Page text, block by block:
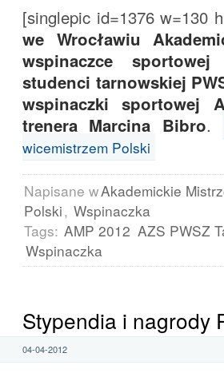
[singlepic id=1376 w=130
we Wrocławiu
wspinaczce
studenci tarnowskiej
wspinaczki sportowej
trenera Marcina Bibro.
wicemistrzem Polski
Napisane wAkademickie
Polski, Wspinaczka
Tags: AMP 2012 AZS PWSZ
Wspinaczka
Stypendia i nagrody
04-04-2012